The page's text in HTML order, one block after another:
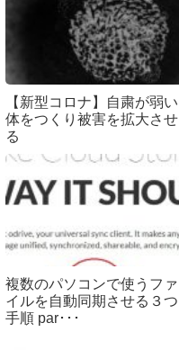
【新型コロナ】自粛が弱い
体をつくり被害を拡大させ
る
複数のパソコンで使うファ
イルを自動同期させる３つ
手順 par･･･